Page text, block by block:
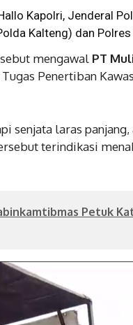
Kapolri, Jenderal
Kalteng) dan
mengawal PT
Penertiban
senjata laras
terindikasi
Petuk